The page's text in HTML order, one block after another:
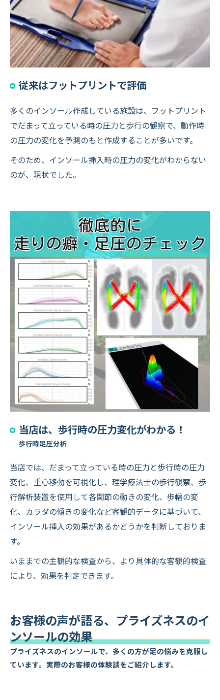
従来はフットプリントで評価
多くのインソール作成している施設は、フットプリント
でだまって立っている時の圧力と歩行の観察で、動作時
の圧力の変化を予測のもと作成することが多いです。
そのため、インソール挿入時の圧力の変化がわからない
のが、現状でした。
当店は、歩行時の圧力変化がわかる！
歩行時足圧分析
当店では、だまって立っている時の圧力と歩行時の圧力
変化、重心移動を可視化し、理学療法士の歩行観察、歩
行解析装置を使用して各関節の動きの変化、歩幅の変
化、カラダの傾きの変化など客観的データに基づいて、
インソール挿入の効果があるかどうかを判断しておりま
す。
いままでの主観的な検査から、より具体的な客観的検査
により、効果を判定できます。
お客様の声が語る、プライズネスのイ
ンソールの効果
プライズネスのインソールで、多くの方が足の悩みを克服し
ています。実際のお客様の体験談をご紹介します。